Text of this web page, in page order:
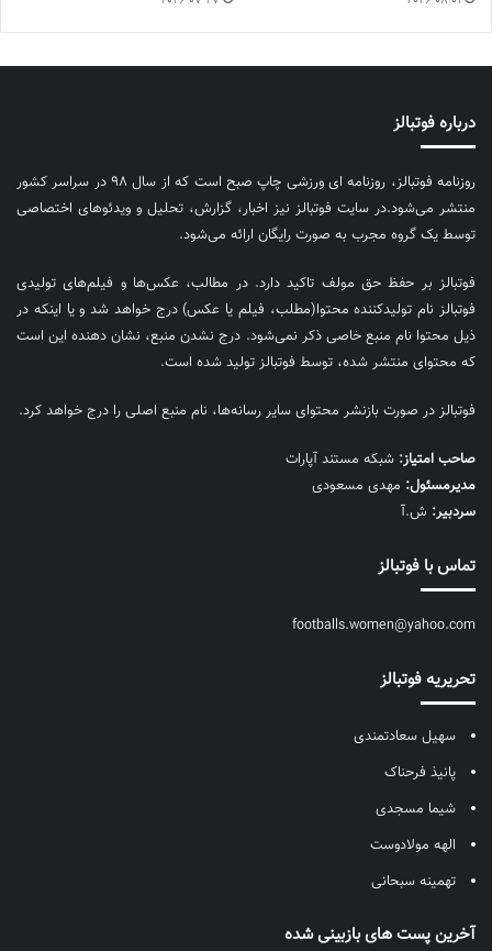
درباره فوتبالز
روزنامه فوتبالز، روزنامه ای ورزشی چاپ صبح است که از سال ۹۸ در سراسر کشور
منتشر می‌شود.در سایت فوتبالز نیز اخبار، گزارش، تحلیل و ویدئوهای اختصاصی
توسط یک گروه مجرب به صورت رایگان ارائه می‌شود.
فوتبالز بر حفظ حق مولف تاکید دارد. در مطالب، عکس‌ها و فیلم‌های تولیدی
فوتبالز نام تولیدکننده محتوا(مطلب، فیلم یا عکس) درج خواهد شد و یا اینکه در
ذیل محتوا نام منبع خاصی ذکر نمی‌‎شود. درج نشدن منبع، نشان دهنده این است
که محتوای منتشر شده، توسط فوتبالز تولید شده است.
فوتبالز در صورت بازنشر محتوای سایر رسانه‌ها، نام منبع اصلی را درج خواهد کرد.
صاحب امتیاز: شبکه مستند آپارات
مديرمسئول: مهدی مسعودی
سردبیر: ش.آ
تماس با فوتبالز
footballs.women@yahoo.com
تحریریه فوتبالز
سهیل سعادتمندی
پانیذ فرحناک
شیما مسجدی
الهه مولادوست
تهمینه سبحانی
آخرین پست های بازبینی شده